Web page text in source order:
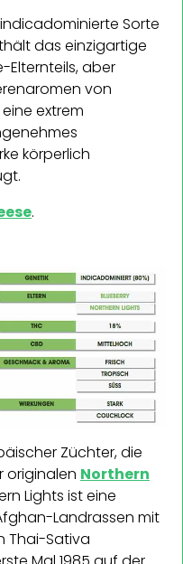
Sorte
das einzigartige
Elternteils, aber
von
extrem
körperlich
.
Züchter, die
originalen Northern
Lights ist eine
Landrassen mit
Thai-Sativa